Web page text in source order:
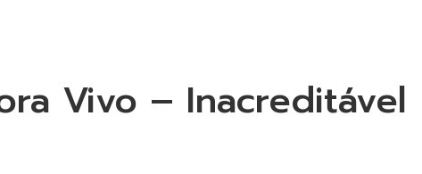
Vivo – Inacreditável